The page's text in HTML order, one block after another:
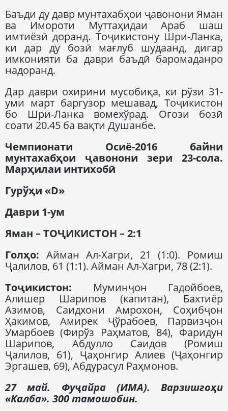
Баъди ду давр мунтахабҳои ҷавонони Яман
ва Имороти Муттаҳидаи Араб шаш
имтиёзӣ доранд. Тоҷикистону Шри-Ланка,
ки дар ду бозӣ мағлуб шудаанд, дигар
имконияти ба даври баъдӣ баромаданро
надоранд.
Дар даври охирини мусобиқа, ки рўзи 31-
уми март баргузор мешавад, Тоҷикистон
бо Шри-Ланка вомехўрад. Оғози бозӣ
соати 20.45 ба вақти Душанбе.
Чемпионати Осиё-2016 байни
мунтахабҳои ҷавонони зери 23-сола.
Марҳилаи интихобӣ
Гурўҳи «D»
Даври 1-ум
Яман – ТОҶИКИСТОН – 2:1
Голҳо: Айман Ал-Хагри, 21 (1:0). Ромиш
Ҷалилов, 61 (1:1). Айман Ал-Хагри, 78 (2:1).
Тоҷикистон: Муминҷон Гадойбоев,
Алишер Шарипов (капитан), Бахтиёр
Азимов, Саидхони Амрохон, Соҳибҷон
Ҳакимов, Амирек Ҷўрабоев, Парвизҷон
Умарбоев (Фирўз Раҳматов, 84), Фаридун
Шарипов, Абдулло Саидов (Ромиш
Ҷалилов, 61), Ҷаҳонгир Алиев (Ҷаҳонгир
Эргашев, 69), Абдурасул Раҳмонов.
27 май. Фуҷайра (ИМА). Варзишгоҳи
«Калба». 300 тамошобин.